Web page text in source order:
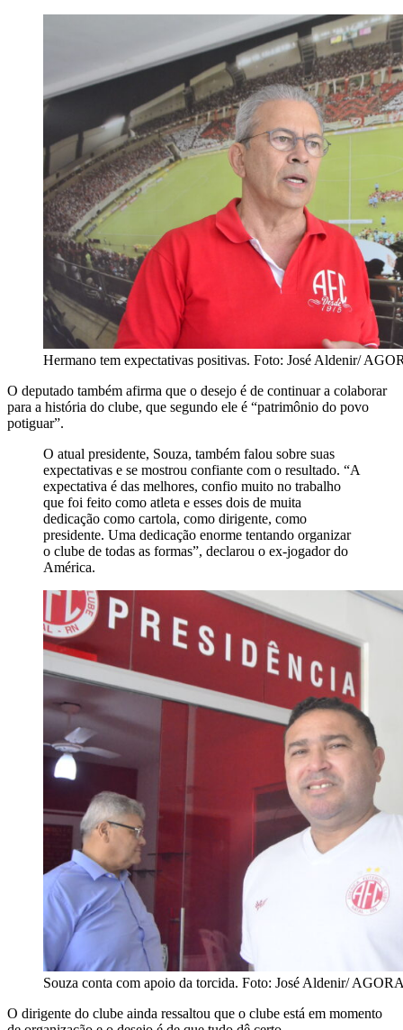
Hermano tem expectativas positivas. Foto: José Aldenir/
O deputado também afirma que o desejo é de continuar a colaborar
para a história do clube, que segundo ele é “patrimônio do povo
potiguar”.
O atual presidente, Souza, também falou sobre suas
expectativas e se mostrou confiante com o resultado. “A
expectativa é das melhores, confio muito no trabalho
que foi feito como atleta e esses dois de muita
dedicação como cartola, como dirigente, como
presidente. Uma dedicação enorme tentando organizar
o clube de todas as formas”, declarou o ex-jogador do
América.
Souza conta com apoio da torcida. Foto: José Aldenir/
O dirigente do clube ainda ressaltou que o clube está em momento